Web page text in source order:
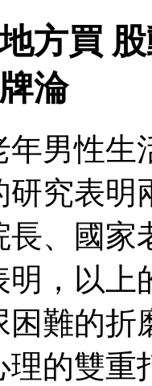
方買
淪
年男性生
研究表
、國家
明，以上
難的折
理的雙重